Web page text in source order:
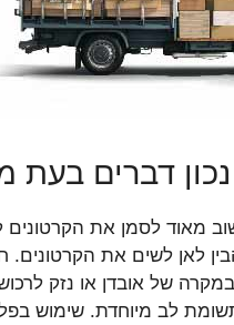
נכון דברים
מאוד לסמן את
לאן לשים את
במקרה של אובדן או נזק
לב מיוחדת. שימוש